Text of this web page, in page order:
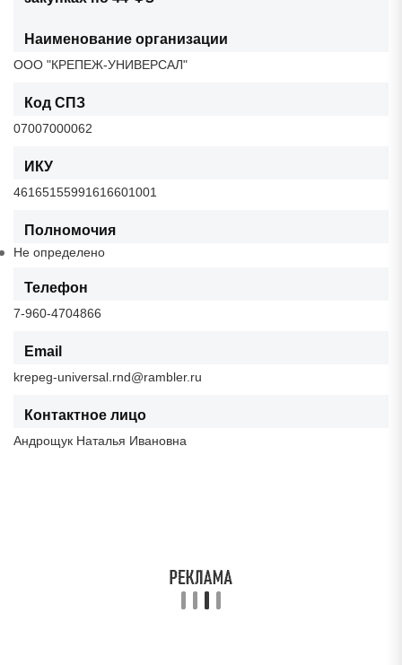
Наименование организации
ООО "КРЕПЕЖ-УНИВЕРСАЛ"
Код СПЗ
07007000062
ИКУ
46165155991616601001
Полномочия
Не определено
Телефон
7-960-4704866
Email
krepeg-universal.rnd@rambler.ru
Контактное лицо
Андрощук Наталья Ивановна